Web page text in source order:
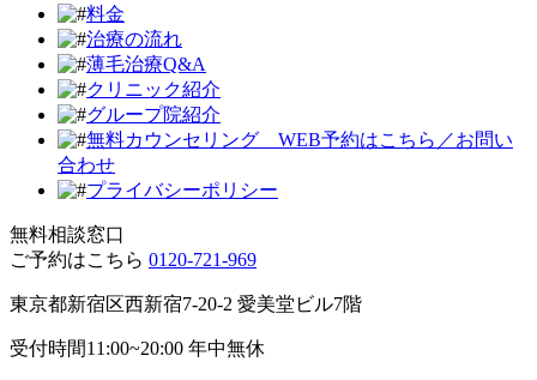
料金
治療の流れ
薄毛治療Q&A
クリニック紹介
グループ院紹介
無料カウンセリング WEB予約はこちら／お問い
合わせ
プライバシーポリシー
無料相談窓口
ご予約はこちら 0120-721-969
東京都新宿区西新宿7-20-2 愛美堂ビル7階
受付時間11:00~20:00 年中無休